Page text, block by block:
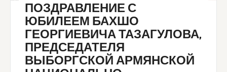
ПОЗДРАВЛЕНИЕ С
ЮБИЛЕЕМ БАХШО
ГЕОРГИЕВИЧА ТАЗАГУЛОВА,
ПРЕДСЕДАТЕЛЯ
ВЫБОРГСКОЙ АРМЯНСКОЙ